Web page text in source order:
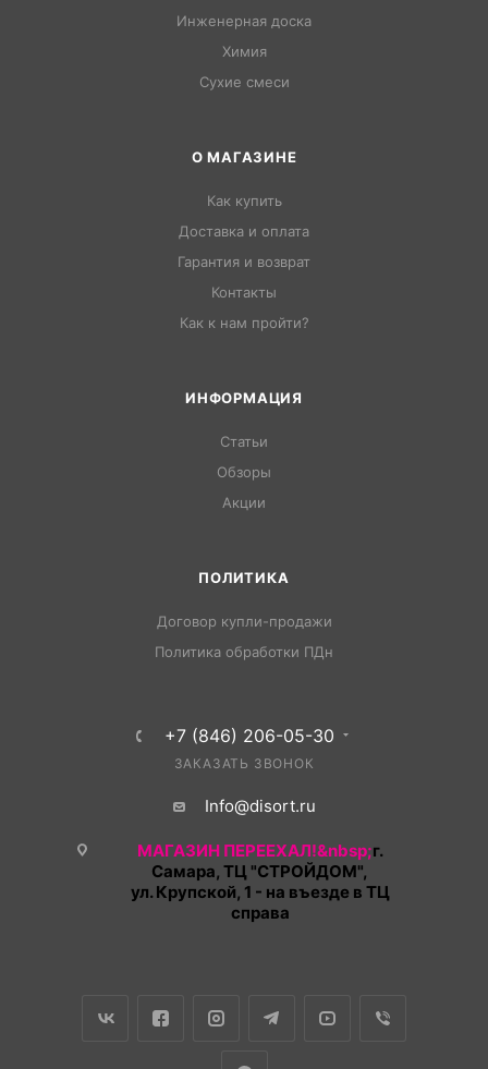
Инженерная доска
Химия
Сухие смеси
О МАГАЗИНЕ
Как купить
Доставка и оплата
Гарантия и возврат
Контакты
Как к нам пройти?
ИНФОРМАЦИЯ
Статьи
Обзоры
Акции
ПОЛИТИКА
Договор купли-продажи
Политика обработки ПДн
+7 (846) 206-05-30
ЗАКАЗАТЬ ЗВОНОК
Info@disort.ru
МАГАЗИН ПЕРЕЕХАЛ!&nbsp;г.
Самара, ТЦ "СТРОЙДОМ",
ул. Крупской, 1 - на въезде в ТЦ
справа